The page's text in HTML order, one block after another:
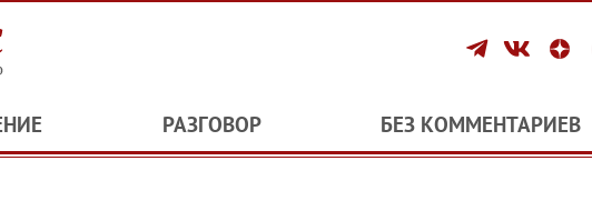
РАЗГОВОР БЕЗ КОММЕНТАРИЕВ